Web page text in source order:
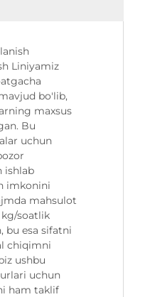
Liniyamiz
bo'lib,
maxsus
Bu
uchun
ishlab
imkonini
mahsulot
soatlik
bu esa sifatni
chiqimni
ushbu
uchun
ham taklif